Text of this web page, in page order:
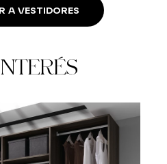
A VESTIDORES